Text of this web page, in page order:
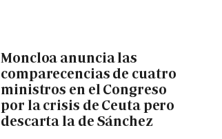
Moncloa anuncia las
comparecencias de cuatro
ministros en el Congreso
por la crisis de Ceuta pero
descarta la de Sánchez